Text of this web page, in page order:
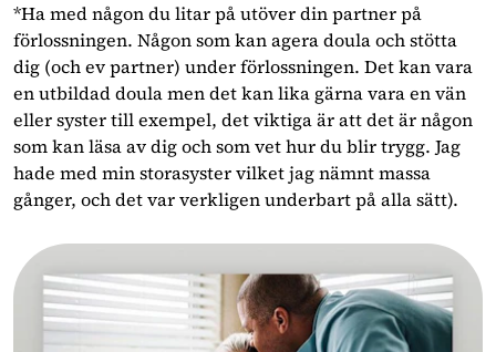
*Ha med någon du litar på utöver din partner på
förlossningen. Någon som kan agera doula och stötta
dig (och ev partner) under förlossningen. Det kan vara
en utbildad doula men det kan lika gärna vara en vän
eller syster till exempel, det viktiga är att det är någon
som kan läsa av dig och som vet hur du blir trygg. Jag
hade med min storasyster vilket jag nämnt massa
gånger, och det var verkligen underbart på alla sätt).